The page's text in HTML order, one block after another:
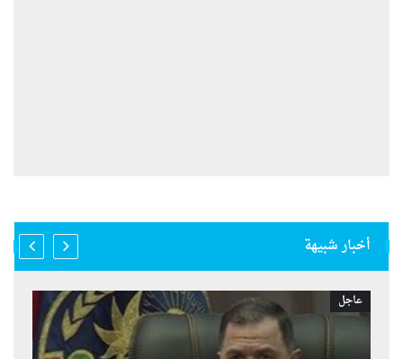
أخبار شبيهة
عاجل